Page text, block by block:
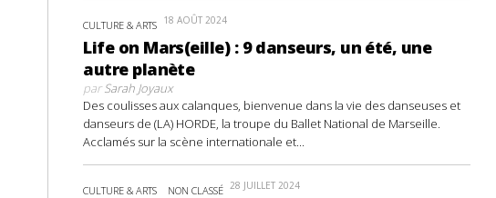
CULTURE & ARTS 18 AOÛT 2024
Life on Mars(eille) : 9 danseurs, un été, une
autre planète
parSarah Joyaux
Des coulisses aux calanques, bienvenue dans la vie des danseuses et
danseurs de (LA) HORDE, la troupe du Ballet National de Marseille.
Acclamés sur la scène internationale et...
CULTURE & ARTS NON CLASSÉ 28 JUILLET 2024